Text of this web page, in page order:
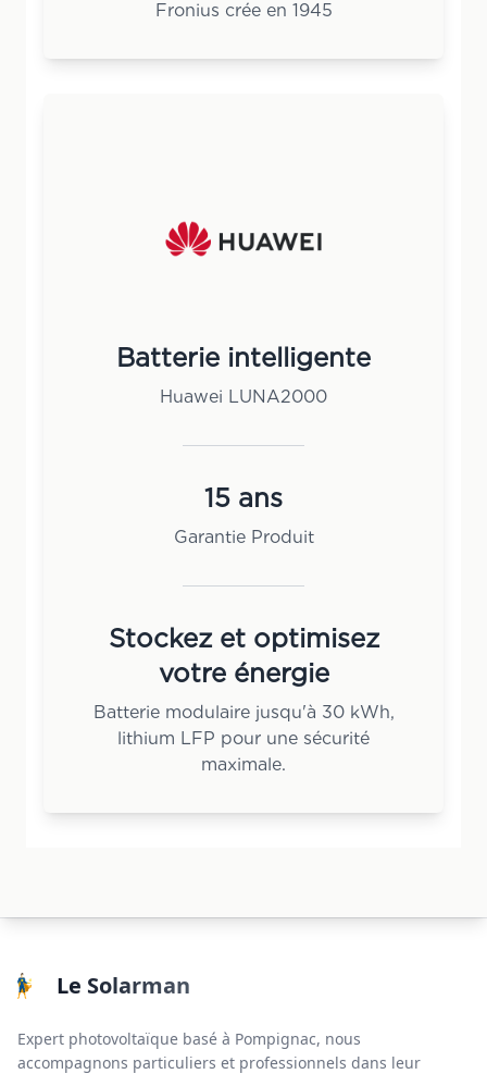
Fronius crée en 1945
Batterie intelligente
Huawei LUNA2000
15 ans
Garantie Produit
Stockez et optimisez
votre énergie
Batterie modulaire jusqu'à 30 kWh,
lithium LFP pour une sécurité
maximale.
Le Solarman
Expert photovoltaïque basé à Pompignac, nous
accompagnons particuliers et professionnels dans leur